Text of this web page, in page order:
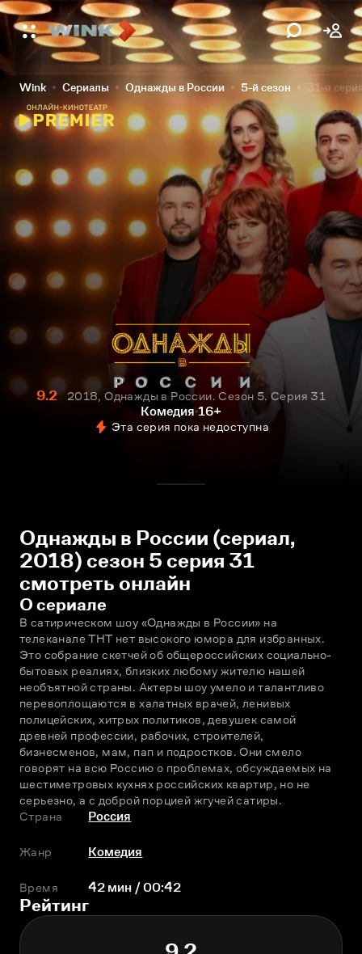
Wink Сериалы Однажды в России 5-й сезон 31-я
9.2
2018, Однажды в России. Сезон 5. Серия 31
Комедия 16+
Эта серия пока недоступна
Однажды в России (сериал,
2018) сезон 5 серия 31
смотреть онлайн
О сериале
В сатирическом шоу «Однажды в России» на
телеканале ТНТ нет высокого юмора для избранных.
Это собрание скетчей об общероссийских социально-
бытовых реалиях, близких любому жителю нашей
необъятной страны. Актеры шоу умело и талантливо
перевоплощаются в халатных врачей, ленивых
полицейских, хитрых политиков, девушек самой
древней профессии, рабочих, строителей,
бизнесменов, мам, пап и подростков. Они смело
говорят на всю Россию о проблемах, обсуждаемых на
шестиметровых кухнях российских квартир, но не
серьезно, а с доброй порцией жгучей сатиры.
Страна
Россия
Жанр Комедия
Время 42 мин / 00:42
Рейтинг